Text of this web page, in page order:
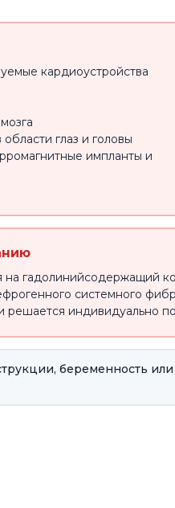
кардиоустройства
глаз и головы
импланты и
на гадолинийсодержащий
системного
индивидуально
беременность